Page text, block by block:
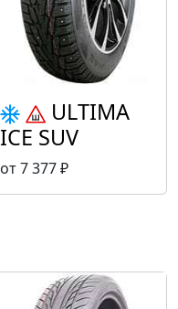
ULTIMA
ICE SUV
от 7 377 ₽